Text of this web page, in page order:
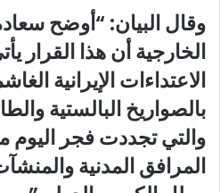
وقال البيان: “أوضح
الخارجية أن هذا القرار
الاعتداءات الإيرانية
بالصواريخ البالستية
والتي تجددت فجر
المرافق المدنية